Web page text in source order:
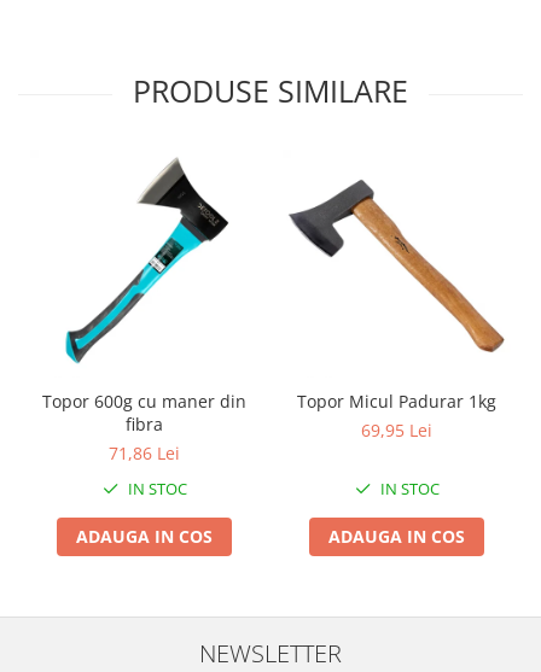
Masini batut stalpi si accesorii
Casute gradina si cutii depozitare
Mobilier gradina
Corturi, Prelate si plase de
Lopeti zapada
Zdrobitoare si teascuri
Zdrobitoare electrice
Zdrobitoare electrice & manuale
Masini de cusut si accesorii
Articole antidaunatori gradina
Suflante si aspiratoare exterior
PRODUSE SIMILARE
Topor 600g cu maner din
fibra
71,86 Lei
IN STOC
ADAUGA IN COS
Topor Micul Padurar 1kg
69,95 Lei
IN STOC
ADAUGA IN COS
NEWSLETTER